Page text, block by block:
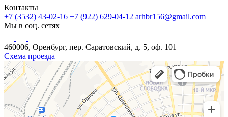
Контакты
+7 (3532) 43-02-16 +7 (922) 629-04-12 arhbr156@gmail.com
Мы в соц. сетях
460006, Оренбург, пер. Саратовский, д. 5, оф. 101
Схема проезда